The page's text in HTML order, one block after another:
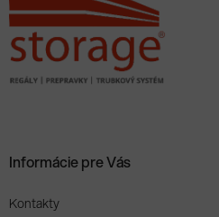
Informácie pre Vás
Kontakty